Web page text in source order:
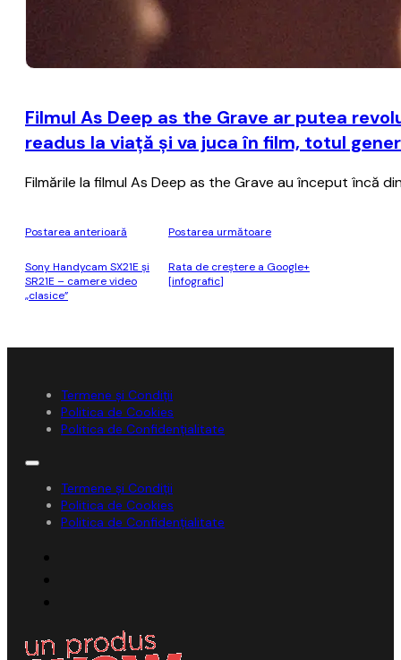
Filmul As Deep as the Grave ar putea
readus la viaţă şi va juca în film, totul
Filmările la filmul As Deep as the Grave au început încă
Postarea anterioară
Sony Handycam SX21E și
SR21E – camere video
„clasice”
Postarea următoare
Rata de creștere a Google+
[infografic]
Termene și Condiții
Politica de Cookies
Politica de Confidențialitate
Termene și Condiții
Politica de Cookies
Politica de Confidențialitate